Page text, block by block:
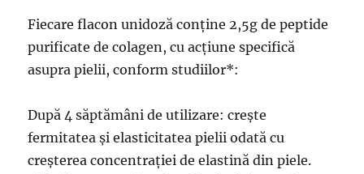
Fiecare flacon unidoză conține 2,5g de peptide
purificate de colagen, cu acțiune specifică
asupra pielii, conform studiilor*:
După 4 săptămâni de utilizare: crește
fermitatea și elasticitatea pielii odată cu
creșterea concentrației de elastină din piele.